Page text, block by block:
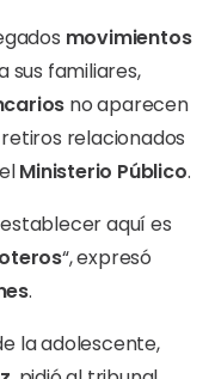
movimientos
sus familiares,
no aparecen
relacionados
Ministerio Público.
aquí es
“, expresó
.
la adolescente,